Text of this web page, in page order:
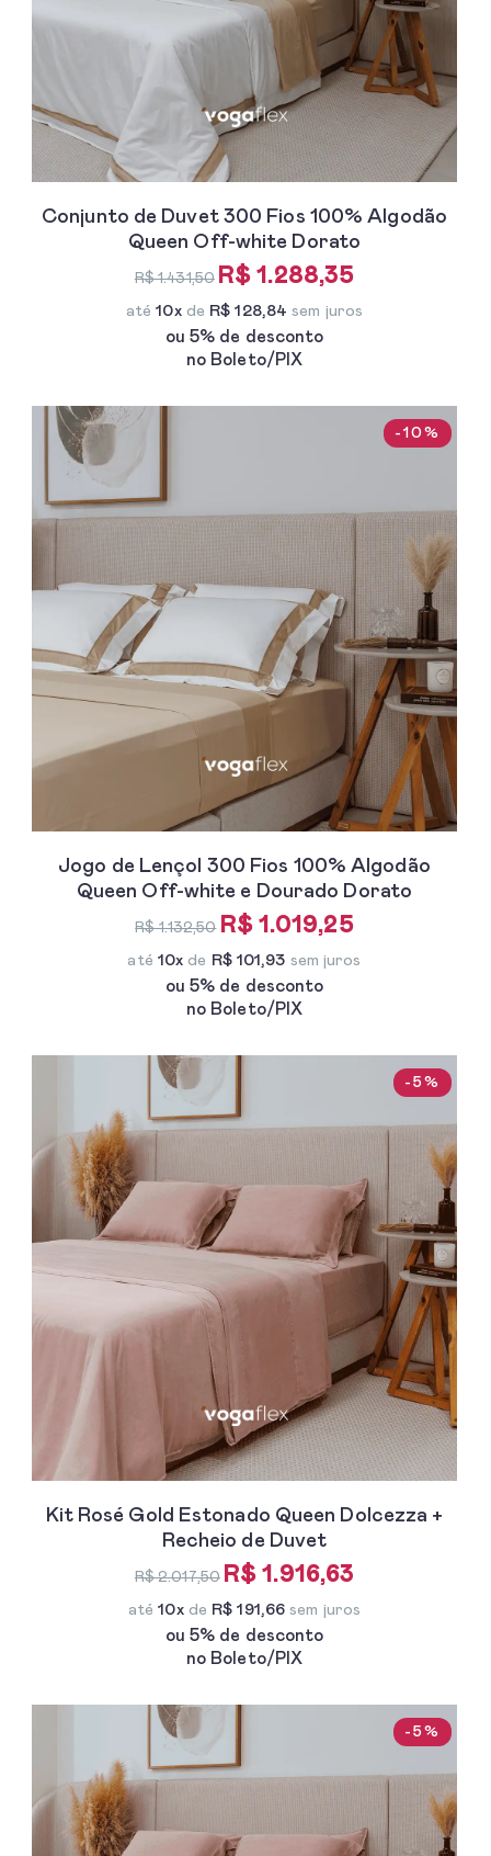
Conjunto de Duvet 300 Fios 100% Algodão
Queen Off-white Dorato
R$ 1.431,50 R$ 1.288,35
até10xde R$ 128,84 sem juros
ou 5% de desconto
no Boleto/PIX
-10%
Jogo de Lençol 300 Fios 100% Algodão
Queen Off-white e Dourado Dorato
R$ 1.132,50 R$ 1.019,25
até 10x de R$ 101,93 sem juros
ou 5% de desconto
no Boleto/PIX
-5%
Kit Rosé Gold Estonado Queen Dolcezza +
Recheio de Duvet
R$ 2.017,50 R$ 1.916,63
até10xde R$ 191,66 sem juros
ou 5% de desconto
no Boleto/PIX
-5%